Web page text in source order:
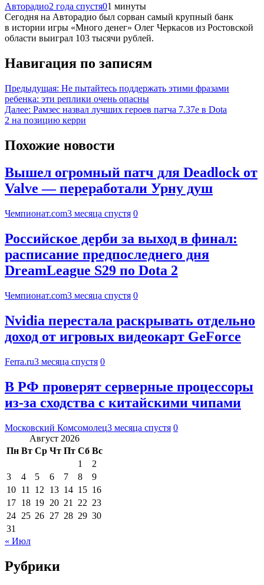
Авторадио2 года спустя01 минуты
Сегодня на Авторадио был сорван самый крупный банк
в истории игры «Много денег» Олег Черкасов из Ростовской
области выиграл 103 тысячи рублей.
Навигация по записям
Предыдущая: Не пытайтесь поддержать этими фразами
ребенка: эти реплики очень опасны
Далее: Рамзес назвал лучших героев патча 7.37e в Dota
2 на позицию керри
Похожие новости
Вышел огромный патч для Deadlock от
Valve — переработали Урну душ
Чемпионат.com3 месяца спустя 0
Российское дерби за выход в финал:
расписание предпоследнего дня
DreamLeague S29 по Dota 2
Чемпионат.com3 месяца спустя 0
Nvidia перестала раскрывать отдельно
доход от игровых видеокарт GeForce
Ferra.ru3 месяца спустя 0
В РФ проверят серверные процессоры
из-за сходства с китайскими чипами
Московский Комсомолец3 месяца спустя 0
Август 2026
Пн Вт Ср Чт Пт Сб Вс
1
2
3
4 5 6 7 8
9
10 11 12 13 14 15 16
17 18 19 20 21 22 23
24 25 26 27 28 29 30
31
« Июл
Рубрики